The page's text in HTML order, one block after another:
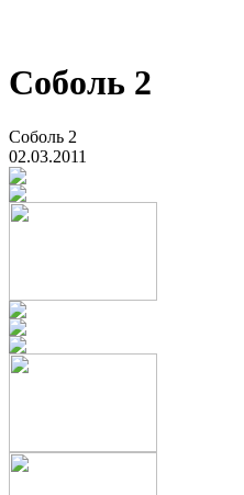
Соболь 2
Соболь 2
02.03.2011